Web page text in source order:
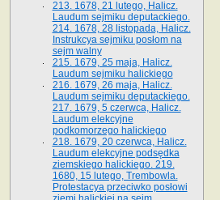
213. 1678, 21 lutego, Halicz.
Laudum sejmiku deputackiego.
214. 1678, 28 listopada, Halicz.
Instrukcya sejmiku posłom na
sejm walny
215. 1679, 25 maja, Halicz.
Laudum sejmiku halickiego
216. 1679, 26 maja, Halicz.
Laudum sejmiku deputackiego.
217. 1679, 5 czerwca, Halicz.
Laudum elekcyjne
podkomorzego halickiego
218. 1679, 20 czerwca, Halicz.
Laudum elekcyjne podsędka
ziemskiego halickiego. 219.
1680, 15 lutego, Trembowla.
Protestacya przeciwko posłowi